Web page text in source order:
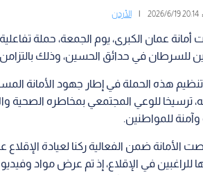
:
20:14 2026/6/19
| الأردن
أمانة عمان الكبرى، يوم الجمعة، حملة
للسرطان في حدائق الحسين، وذلك بالتزامن
تنظيم هذه الحملة في إطار جهود الأمانة
ترسيخا للوعي المجتمعي بمخاطره الصحية
للمواطنين.
الأمانة ضمن الفعالية ركنا لعيادة الإقلاع
للراغبين في الإقلاع، إذ تم عرض مواد